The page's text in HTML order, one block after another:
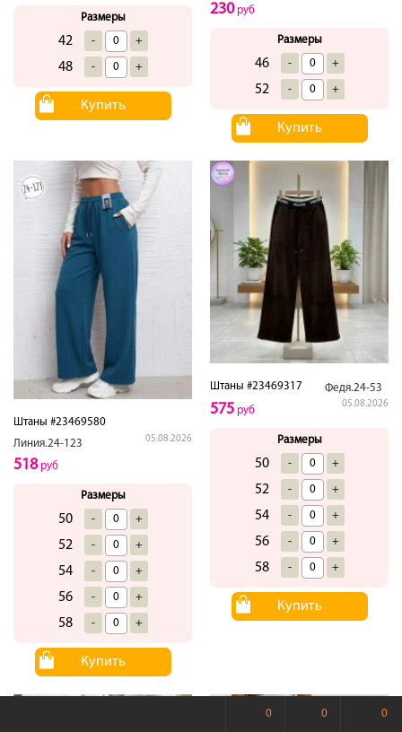
Размеры
42 - +
48 - +
Купить
230руб
Размеры
46 - +
52 - +
Купить
Штаны #23469580
Линия.24-123
05.08.2026
518руб
Размеры
50 - +
52 - +
54 - +
56 - +
58 - +
Купить
Штаны #23469317 Федя.24-53
05.08.2026
575 руб
Размеры
50 - +
52 - +
54 - +
56 - +
58 - +
Купить
0 0 0